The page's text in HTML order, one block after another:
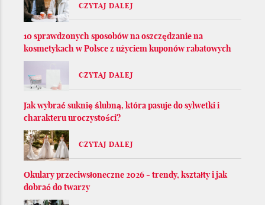
CZYTAJ DALEJ
10 sprawdzonych sposobów na oszczędzanie na
kosmetykach w Polsce z użyciem kuponów rabatowych
CZYTAJ DALEJ
Jak wybrać suknię ślubną, która pasuje do sylwetki i
charakteru uroczystości?
CZYTAJ DALEJ
Okulary przeciwsłoneczne 2026 - trendy, kształty i jak
dobrać do twarzy